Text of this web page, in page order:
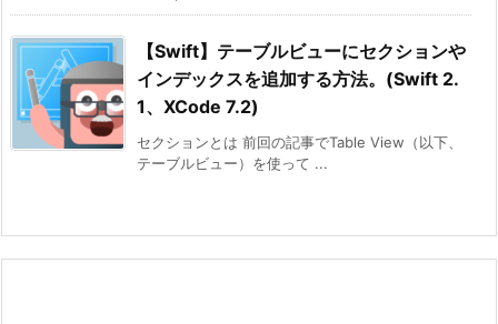
【Swift】テーブルビューにセクションや
インデックスを追加する方法。(Swift 2.
1、XCode 7.2)
セクションとは 前回の記事でTable View（以下、
テーブルビュー）を使って ...